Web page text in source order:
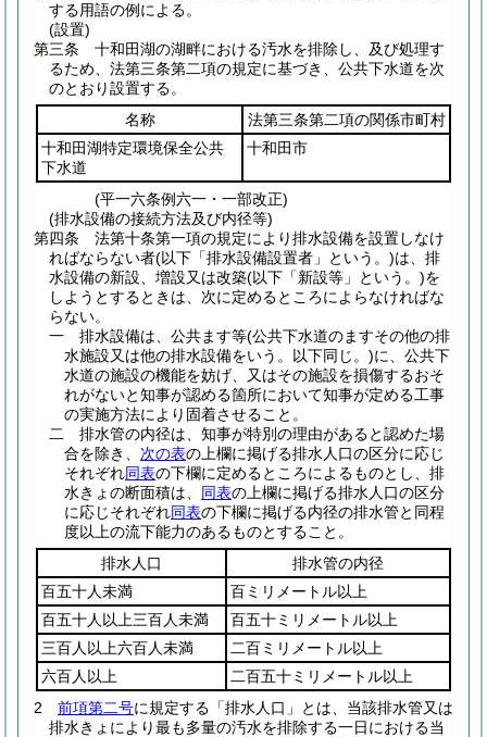
する用語の例による。
(設置)
第三条
十和田湖の湖畔における汚水を排除し、及び処理す
るため、法第三条第二項の規定に基づき、公共下水道を次
のとおり設置する。
名称
法第三条第二項の関係市町村
十和田湖特定環境保全公共
下水道
十和田市
(平一六条例六一・一部改正)
(排水設備の接続方法及び内径等)
第四条
法第十条第一項の規定により排水設備を設置しなけ
ればならない者(以下「排水設備設置者」という。)は、排
水設備の新設、増設又は改築(以下「新設等」という。)を
しようとするときは、次に定めるところによらなければな
らない。
一
排水設備は、公共ます等(公共下水道のますその他の排
水施設又は他の排水設備をいう。以下同じ。)に、公共下
水道の施設の機能を妨げ、又はその施設を損傷するおそ
れがないと知事が認める箇所において知事が定める工事
の実施方法により固着させること。
二
排水管の内径は、知事が特別の理由があると認めた場
合を除き、 次の表の上欄に掲げる排水人口の区分に応じ
それぞれ同表の下欄に定めるところによるものとし、排
水きょの断面積は、 同表の上欄に掲げる排水人口の区分
に応じそれぞれ同表の下欄に掲げる内径の排水管と同程
度以上の流下能力のあるものとすること。
排水人口
排水管の内径
百五十人未満
百ミリメートル以上
百五十人以上三百人未満
百五十ミリメートル以上
三百人以上六百人未満
二百ミリメートル以上
六百人以上
二百五十ミリメートル以上
2
前項第二号に規定する「排水人口」とは、当該排水管又は
排水きょにより最も多量の汚水を排除する一日における当